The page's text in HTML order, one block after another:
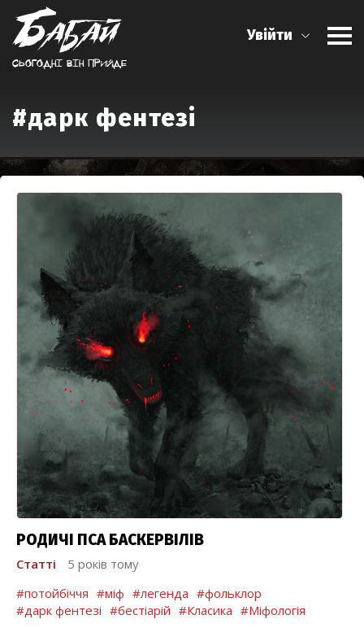
Сьогоднi вiн прийде
Увійти
#дарк фентезі
РОДИЧІ ПСА БАСКЕРВІЛІВ
Статті
5 років тому
#потойбіччя #міф #легенда #фольклор
#дарк фентезі #бестіарій #Класика #Міфологія